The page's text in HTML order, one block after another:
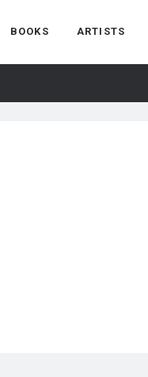
BOOKS ARTISTS